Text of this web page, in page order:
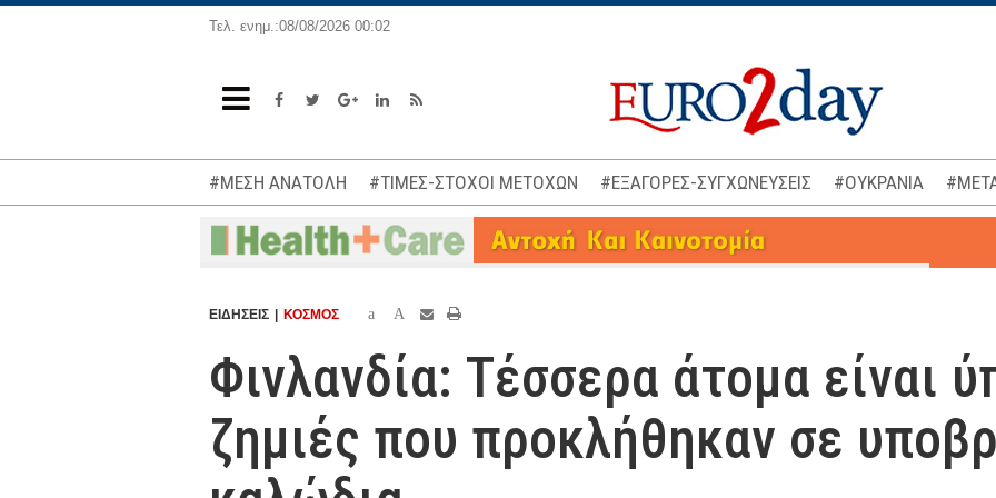
Τελ. ενημ.:08/08/2026 00:02
#ΜΕΣΗ ΑΝΑΤΟΛΗ #ΤΙΜΕΣ-ΣΤΟΧΟΙ ΜΕΤΟΧΩΝ #ΕΞΑΓΟΡΕΣ-ΣΥΓΧΩΝΕΥΣΕΙΣ #ΟΥΚΡΑΝΙΑ
ΕΙΔΗΣΕΙΣ ΚΟΣΜΟΣ a A
Φινλανδία: Τέσσερα άτομα είναι
ζημιές που προκλήθηκαν σε